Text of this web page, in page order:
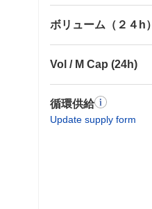
ボリューム（２４h）
Vol / M Cap (24h)
循環供給
Update supply form